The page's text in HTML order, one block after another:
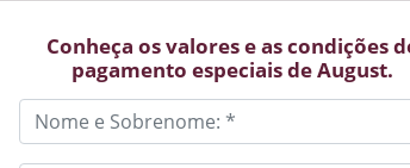
Conheça os valores e as condições
pagamento especiais de August.